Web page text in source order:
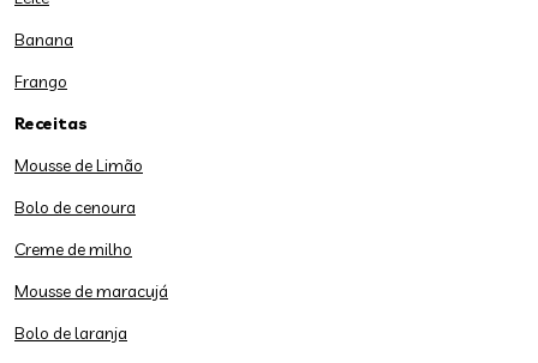
Banana
Frango
Receitas
Mousse de Limão
Bolo de cenoura
Creme de milho
Mousse de maracujá
Bolo de laranja